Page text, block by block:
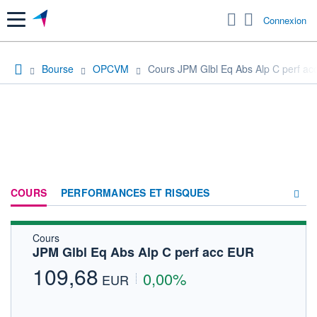
Menu Connexion
Bourse OPCVM Cours JPM Glbl Eq Abs Alp C perf
COURS PERFORMANCES ET RISQUES
Cours
JPM Glbl Eq Abs Alp C perf acc EUR
109,68 EUR 0,00%